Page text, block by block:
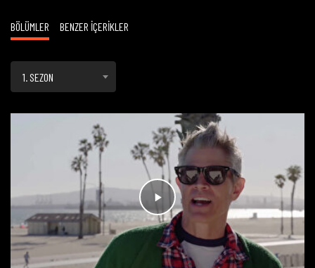
BÖLÜMLER BENZER İÇERİKLER
1. SEZON